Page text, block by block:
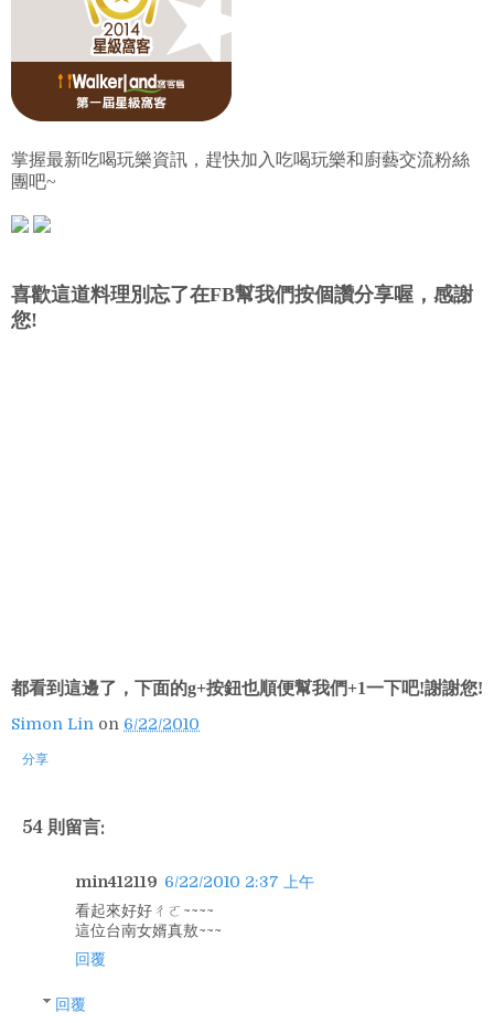
掌握最新吃喝玩樂資訊，趕快加入吃喝玩樂和廚藝交流粉絲
團吧~
喜歡這道料理別忘了在FB幫我們按個讚分享喔，感謝
您!
都看到這邊了，下面的g+按鈕也順便幫我們+1一下吧!謝謝您!
Simon Lin on 6/22/2010
分享
54 則留言:
min412119 6/22/2010 2:37 上午
看起來好好ㄔㄛ~~~~
這位台南女婿真敖~~~
回覆
回覆